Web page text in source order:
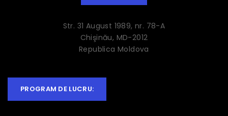
Str. 31 August 1989, nr. 78-A
Chişinău, MD-2012
Republica Moldova
PROGRAM DE LUCRU: